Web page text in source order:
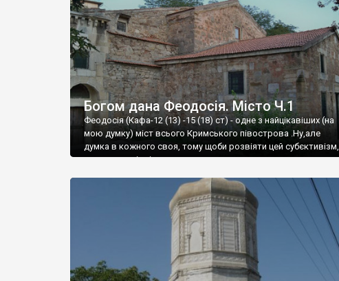
Богом дана Феодосія. Місто Ч.1
Феодосія (Кафа-12 (13) -15 (18) ст) - одне з найцікавіших (на
мою думку) міст всього Кримського півострова .Ну,але
думка в кожного своя, тому щоби розвіяти цей субєктивізм,
запрошую відвідати це